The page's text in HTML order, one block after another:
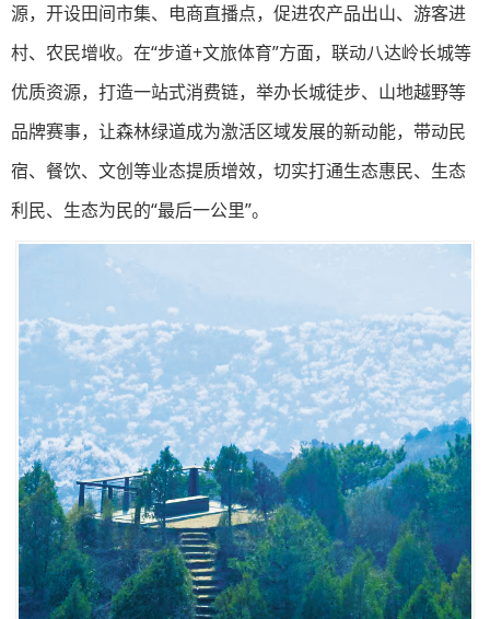
源，开设田间市集、电商直播点，促进农产品出山、游客进
村、农民增收。在“步道+文旅体育”方面，联动八达岭长城等
优质资源，打造一站式消费链，举办长城徒步、山地越野等
品牌赛事，让森林绿道成为激活区域发展的新动能，带动民
宿、餐饮、文创等业态提质增效，切实打通生态惠民、生态
利民、生态为民的“最后一公里”。